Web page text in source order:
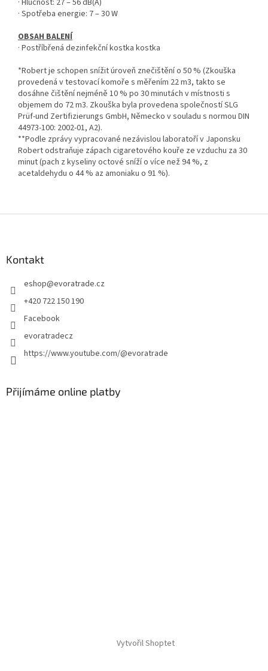
· Hlučnost: 27 – 56 dB(A)
· Spotřeba energie: 7 – 30 W
OBSAH BALENÍ
· Postříbřená dezinfekční kostka kostka
*Robert je schopen snížit úroveň znečištění o 50 % (Zkouška
provedená v testovací komoře s měřením 22 m3, takto se
dosáhne čištění nejméně 10 % po 30 minutách v místnosti s
objemem do 72 m3. Zkouška byla provedena společností SLG
Prüf-und Zertifizierungs GmbH, Německo v souladu s normou DIN
44973-100: 2002-01, A2).
**Podle zprávy vypracované nezávislou laboratoří v Japonsku
Robert odstraňuje zápach cigaretového kouře ze vzduchu za 30
minut (pach z kyseliny octové sníží o více než 94 %, z
acetaldehydu o 44 % az amoniaku o 91 %).
Kontakt
eshop@evoratrade.cz
+420 722 150 190
Facebook
evoratradecz
https://www.youtube.com/@evoratrade
Přijímáme online platby
Vytvořil Shoptet